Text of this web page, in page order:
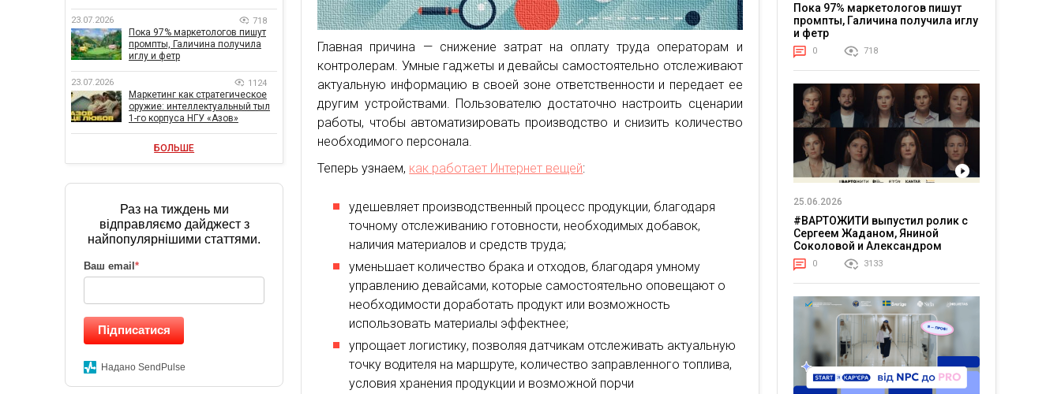
Главная причина — снижение затрат на оплату труда операторам и
контролерам. Умные гаджеты и девайсы самостоятельно отслеживают
актуальную информацию в своей зоне ответственности и передает ее
другим устройствами. Пользователю достаточно настроить сценарии
работы, чтобы автоматизировать производство и снизить количество
необходимого персонала.
Теперь узнаем, как работает Интернет вещей:
удешевляет производственный процесс продукции, благодаря
точному отслеживанию готовности, необходимых добавок,
наличия материалов и средств труда;
уменьшает количество брака и отходов, благодаря умному
управлению девайсами, которые самостоятельно оповещают о
необходимости доработать продукт или возможность
использовать материалы эффектнее;
упрощает логистику, позволяя датчикам отслеживать актуальную
точку водителя на маршруте, количество заправленного топлива,
условия хранения продукции и возможной порчи
23.07.2026 718
Пока 97% маркетологов пишут
промпты, Галичина получила
иглу и фетр
23.07.2026 1124
Маркетинг как стратегическое
оружие: интеллектуальный тыл
1-го корпуса НГУ «Азов»
БОЛЬШЕ
Раз на тиждень ми
відправляємо дайджест з
найпопулярнішими статтями.
Ваш email *
Підписатися
Надано SendPulse
Пока 97% маркетологов пишут
промпты, Галичина получила иглу
и фетр
0 718
25.06.2026
#ВАРТОЖИТИ выпустил ролик с
Сергеем Жаданом, Яниной
Соколовой и Александром
Тереном о жизни в постоянном
напряжении
0 3133